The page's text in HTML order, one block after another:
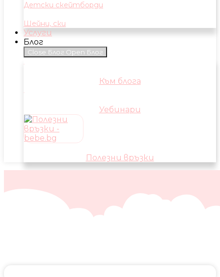
Детски скейтборди
Шейни, ски
Услуги
Блог
Close Блог Open Блог
Към блога
Уебинари
Полезни връзки